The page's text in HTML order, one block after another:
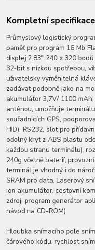
Kompletní specifikace
Průmyslový logistický
paměť pro program 16 Mb
displej 2.83" 240 x 320
32-bit s nízkou spotřebou,
uživatelsky vyměnitelná
zadávat podobně jako na
akumulátor 3,7V/ 1100
anténou, umožňuje
souřadnicích GPS,
HID), RS232, slot pro
odolný kryt z ABS plastu
každou stranu terminálu),
240g včetně baterií,
terminál je vhodný i do
SRAM pro data, Laserový
ion akumulátor, cestovní
zdroj, program generátor
návod na CD-ROM)
Hloubka snímacího pole
čárového kódu, rychlost